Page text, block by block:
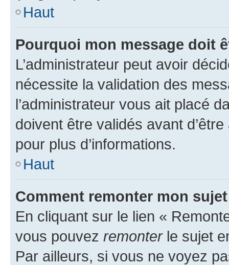
Haut
Pourquoi mon message doit
L’administrateur peut avoir
nécessite la validation des
l’administrateur vous ait placé
doivent être validés avant
pour plus d’informations.
Haut
Comment remonter mon
En cliquant sur le lien «
vous pouvez remonterle sujet
Par ailleurs, si vous ne voyez